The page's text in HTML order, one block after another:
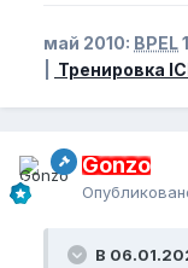
май 2010: BPEL
Тренировка
Gonzo
В